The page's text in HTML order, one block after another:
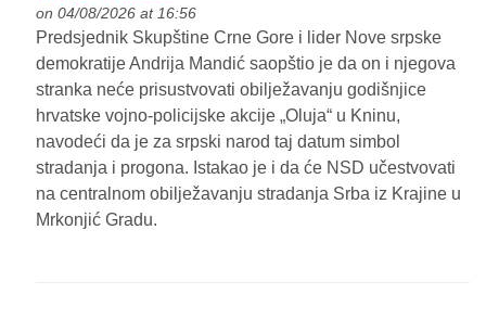
on 04/08/2026 at 16:56
Predsjednik Skupštine Crne Gore i lider Nove srpske
demokratije Andrija Mandić saopštio je da on i njegova
stranka neće prisustvovati obilježavanju godišnjice
hrvatske vojno-policijske akcije „Oluja“ u Kninu,
navodeći da je za srpski narod taj datum simbol
stradanja i progona. Istakao je i da će NSD učestvovati
na centralnom obilježavanju stradanja Srba iz Krajine u
Mrkonjić Gradu.